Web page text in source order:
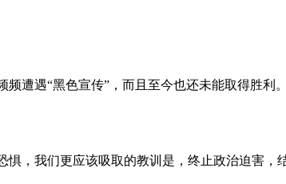
遭遇“黑色宣传”，而且至今也还未能取得胜利。
，我们更应该吸取的教训是，终止政治迫害，